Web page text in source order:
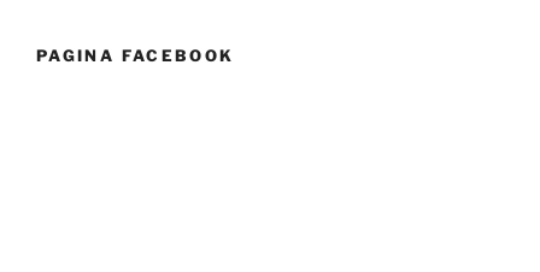
PAGINA FACEBOOK